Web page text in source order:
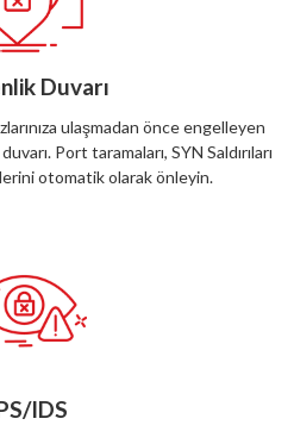
Duvarı
ulaşmadan önce engelleyen
Port taramaları, SYN Saldırıları
otomatik olarak önleyin.
IDS